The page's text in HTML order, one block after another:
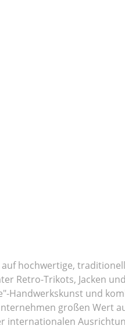
hochwertige,
Retro-Trikots, Jacken
Handwerkskunst und
großen Wert